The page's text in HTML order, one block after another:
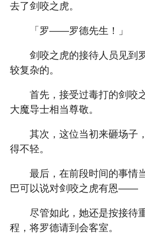
去了剑咬之虎。
「罗——罗德先生！」
剑咬之虎的接待人员见到
较复杂的。
首先，接受过毒打的剑咬
大魔导士相当尊敬。
其次，这位当初来砸场子
得不轻。
最后，在前段时间的事情
巴可以说对剑咬之虎有恩——
尽管如此，她还是按接待
程，将罗德请到会客室。